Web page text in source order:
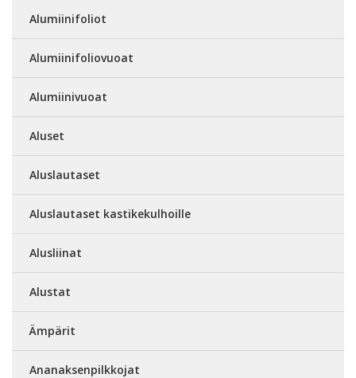
Alumiinifoliot
Alumiinifoliovuoat
Alumiinivuoat
Aluset
Aluslautaset
Aluslautaset kastikekulhoille
Alusliinat
Alustat
Ämpärit
Ananaksenpilkkojat